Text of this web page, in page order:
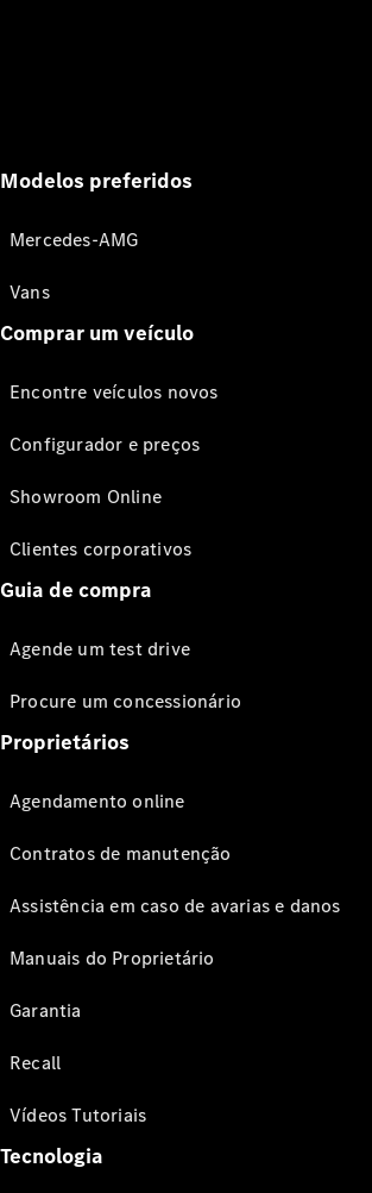
Modelos preferidos
Mercedes-AMG
Vans
Comprar um veículo
Encontre veículos novos
Configurador e preços
Showroom Online
Clientes corporativos
Guia de compra
Agende um test drive
Procure um concessionário
Proprietários
Agendamento online
Contratos de manutenção
Assistência em caso de avarias e danos
Manuais do Proprietário
Garantia
Recall
Vídeos Tutoriais
Tecnologia